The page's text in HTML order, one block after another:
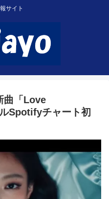
サイト
曲「Love
Spotifyチャート初